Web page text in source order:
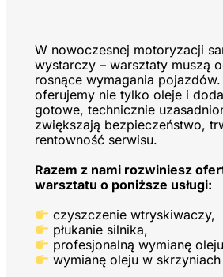
W nowoczesnej motoryzacji
wystarczy – warsztaty muszą
rosnące wymagania
oferujemy nie tylko oleje i
gotowe, technicznie
zwiększają bezpieczeństwo,
rentowność serwisu.
Razem z nami rozwiniesz
warsztatu o poniższe usługi:
czyszczenie wtryskiwaczy,
płukanie silnika,
profesjonalną wymianę
wymianę oleju w